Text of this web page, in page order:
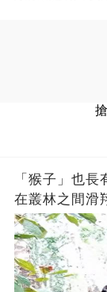
「猴子」也
在叢林之間滑